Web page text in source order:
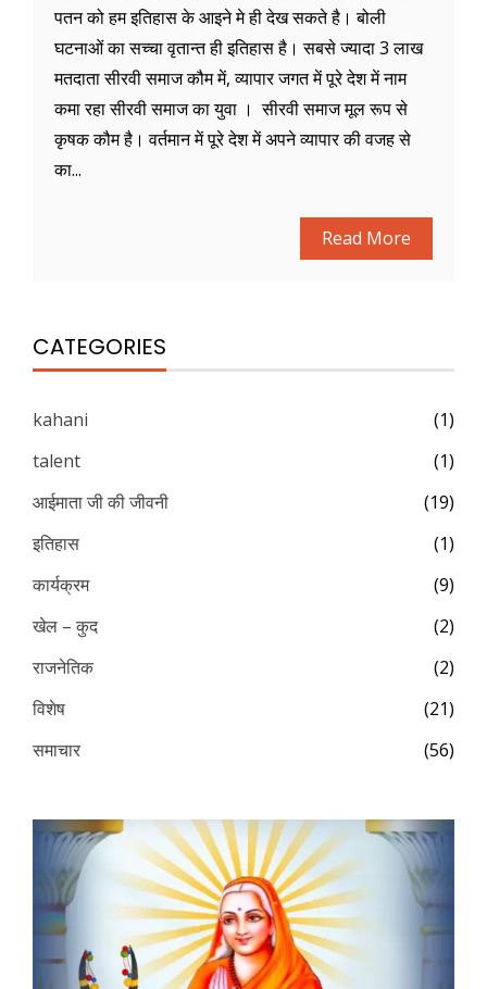
पतन को हम इतिहास के आइने मे ही देख सकते है। बोली
घटनाओं का सच्चा वृतान्त ही इतिहास है। सबसे ज्यादा 3 लाख
मतदाता सीरवी समाज कौम में, व्यापार जगत में पूरे देश में नाम
कमा रहा सीरवी समाज का युवा । सीरवी समाज मूल रूप से
कृषक कौम है। वर्तमान में पूरे देश में अपने व्यापार की वजह से
का...
Read More
CATEGORIES
kahani
(1)
talent
(1)
आईमाता जी की जीवनी
(19)
इतिहास
(1)
कार्यक्रम
(9)
खेल – कुद
(2)
राजनेतिक
(2)
विशेष
(21)
समाचार
(56)